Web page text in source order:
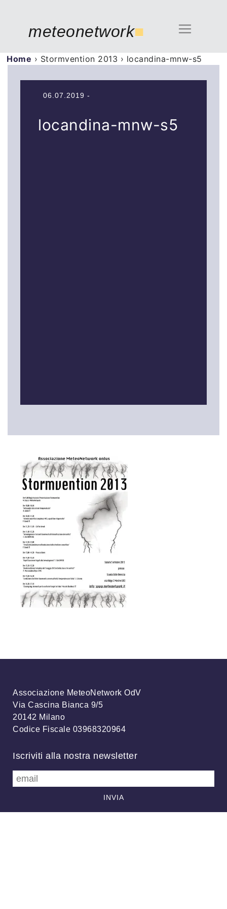
meteonetwork■
Home › Stormvention 2013 › locandina-mnw-s5
06.07.2019 -
locandina-mnw-s5
Associazione MeteoNetwork OdV
Via Cascina Bianca 9/5
20142 Milano
Codice Fiscale 03968320964
Iscriviti alla nostra newsletter